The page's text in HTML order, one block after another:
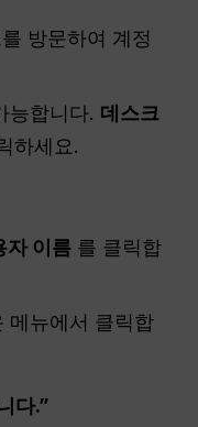
방문하여 계정
능합니다. 데스크
하세요.
자 이름 를 클릭합
메뉴에서 클릭합
다.”